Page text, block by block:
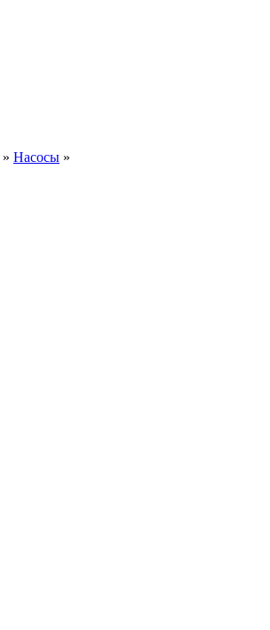
» Насосы »